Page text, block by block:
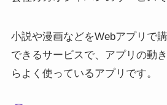
小説や漫画などをWebアプリで
できるサービスで、アプリの動
らよく使っているアプリです。